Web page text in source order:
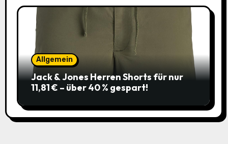
Allgemein
Jack & Jones Herren Shorts für nur
11,81 € – über 40 % gespart!